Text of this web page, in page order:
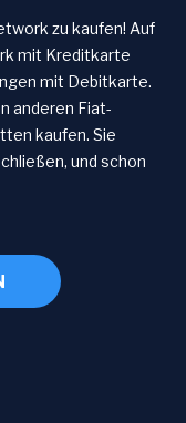
zu kaufen! Auf
mit Kreditkarte
mit Debitkarte.
anderen Fiat-
kaufen. Sie
und schon